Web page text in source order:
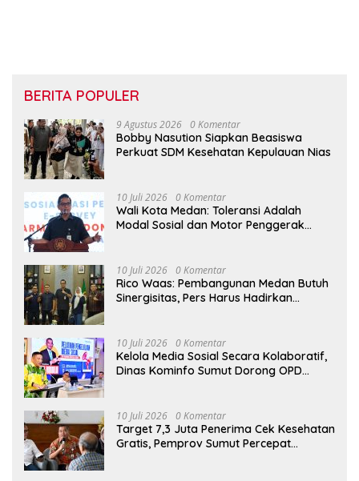
BERITA POPULER
9 Agustus 2026 0 Komentar
Bobby Nasution Siapkan Beasiswa
Perkuat SDM Kesehatan Kepulauan Nias
10 Juli 2026 0 Komentar
Wali Kota Medan: Toleransi Adalah
Modal Sosial dan Motor Penggerak
10 Juli 2026 0 Komentar
Rico Waas: Pembangunan Medan Butuh
Sinergisitas, Pers Harus Hadirkan
10 Juli 2026 0 Komentar
Kelola Media Sosial Secara Kolaboratif,
Dinas Kominfo Sumut Dorong OPD
10 Juli 2026 0 Komentar
Target 7,3 Juta Penerima Cek Kesehatan
Gratis, Pemprov Sumut Percepat